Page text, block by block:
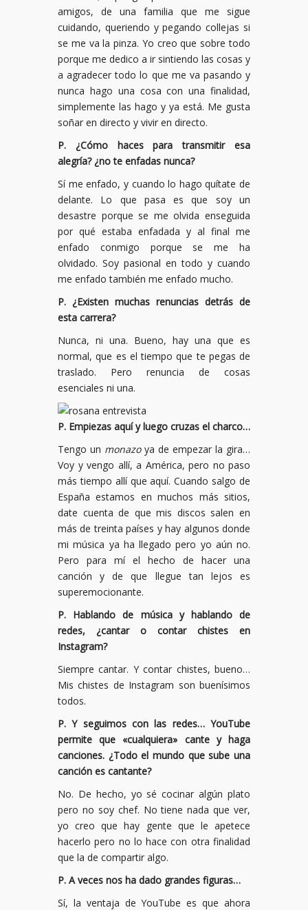
amigos, de una familia que me sigue
cuidando, queriendo y pegando collejas si
se me va la pinza. Yo creo que sobre todo
porque me dedico a ir sintiendo las cosas y
a agradecer todo lo que me va pasando y
nunca hago una cosa con una finalidad,
simplemente las hago y ya está. Me gusta
soñar en directo y vivir en directo.
P. ¿Cómo haces para transmitir esa
alegría? ¿no te enfadas nunca?
Sí me enfado, y cuando lo hago quítate de
delante. Lo que pasa es que soy un
desastre porque se me olvida enseguida
por qué estaba enfadada y al final me
enfado conmigo porque se me ha
olvidado. Soy pasional en todo y cuando
me enfado también me enfado mucho.
P. ¿Existen muchas renuncias detrás de
esta carrera?
Nunca, ni una. Bueno, hay una que es
normal, que es el tiempo que te pegas de
traslado. Pero renuncia de cosas
esenciales ni una.
P. Empiezas aquí y luego cruzas el charco…
Tengo un monazoya de empezar la gira…
Voy y vengo allí, a América, pero no paso
más tiempo allí que aquí. Cuando salgo de
España estamos en muchos más sitios,
date cuenta de que mis discos salen en
más de treinta países y hay algunos donde
mi música ya ha llegado pero yo aún no.
Pero para mí el hecho de hacer una
canción y de que llegue tan lejos es
superemocionante.
P. Hablando de música y hablando de
redes, ¿cantar o contar chistes en
Instagram?
Siempre cantar. Y contar chistes, bueno…
Mis chistes de Instagram son buenísimos
todos.
P. Y seguimos con las redes… YouTube
permite que «cualquiera» cante y haga
canciones. ¿Todo el mundo que sube una
canción es cantante?
No. De hecho, yo sé cocinar algún plato
pero no soy chef. No tiene nada que ver,
yo creo que hay gente que le apetece
hacerlo pero no lo hace con otra finalidad
que la de compartir algo.
P. A veces nos ha dado grandes figuras…
Sí, la ventaja de YouTube es que ahora